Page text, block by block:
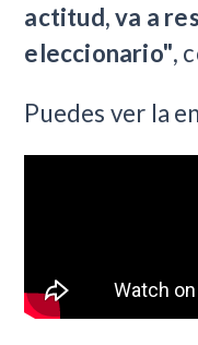
actitud, va a
eleccionario",
Puedes ver la